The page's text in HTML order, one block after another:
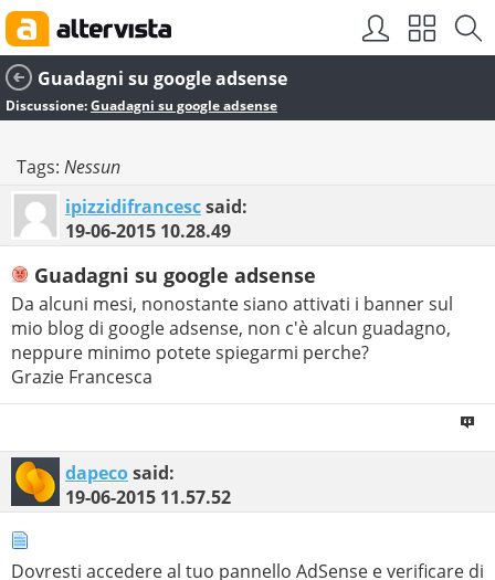
Guadagni su google adsense
Discussione:Guadagni su google adsense
Tags: Nessun
ipizzidifrancescsaid:
19-06-2015 10.28.49
Guadagni su google adsense
Da alcuni mesi, nonostante siano attivati i banner sul
mio blog di google adsense, non c'è alcun guadagno,
neppure minimo potete spiegarmi perche?
Grazie Francesca
dapecosaid:
19-06-2015 11.57.52
Dovresti accedere al tuo pannello AdSense e verificare di